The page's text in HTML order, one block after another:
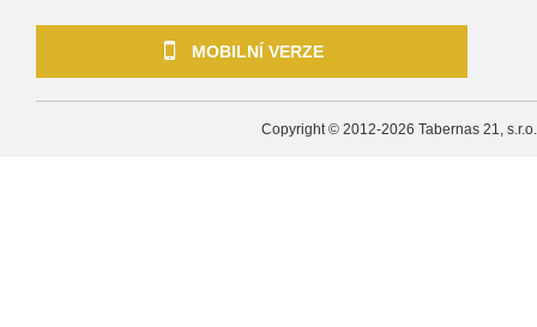
MOBILNÍ VERZE
Copyright © 2012-2026 Tabernas 21, s.r.o.